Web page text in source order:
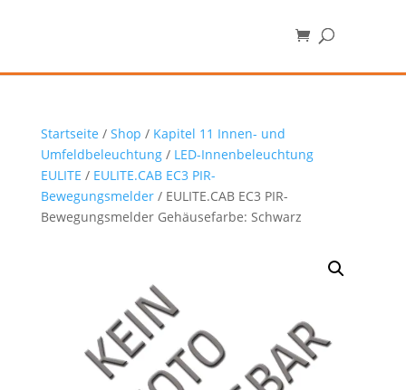
Startseite / Shop / Kapitel 11 Innen- und
Umfeldbeleuchtung/ LED-Innenbeleuchtung
EULITE / EULITE.CAB EC3 PIR-
Bewegungsmelder/ EULITE.CAB EC3 PIR-
Bewegungsmelder Gehäusefarbe: Schwarz